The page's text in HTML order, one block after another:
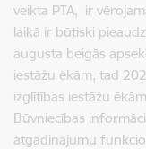
veikta PTA, ir
laikā ir būtiski
augusta beigās
iestāžu ēkām, tad
izglītības iestāžu
Būvniecības
atgādinājumu